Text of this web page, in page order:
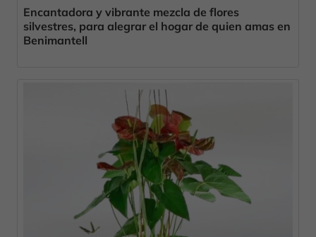
Encantadora y vibrante mezcla de flores
silvestres, para alegrar el hogar de quien amas en
Benimantell